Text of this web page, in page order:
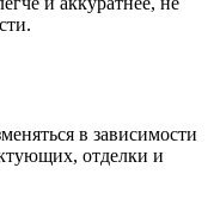
в зависимости
отделки и